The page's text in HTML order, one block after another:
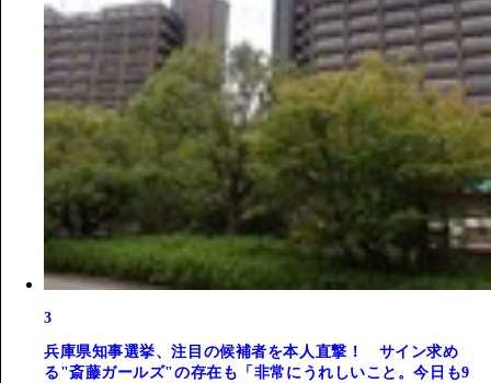
3
兵庫県知事選挙、注目の候補者を本人直撃！ サイン求め
る"斎藤ガールズ"の存在も「非常にうれしいこと。今日も9